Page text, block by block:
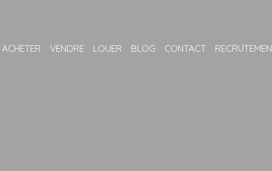
ACHETER VENDRE LOUER BLOG CONTACT